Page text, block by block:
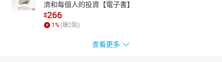
濟和每個人的投資【電子書】
$266
1 % (賺2點)
查看更多